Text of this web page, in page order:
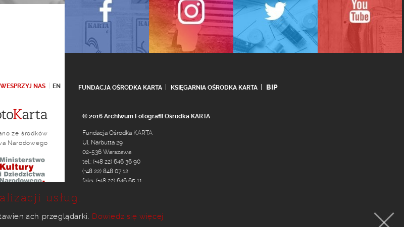
WESPRZYJ NAS EN FUNDACJA OŚRODKA KARTA KSIĘGARNIA OŚRODKA KARTA BIP
ze środków
Narodowego
© 2016 Archiwum Fotografii Ośrodka KARTA
Fundacja Ośrodka KARTA
Ul. Narbutta 29
02-536 Warszawa
tel.: (+48 22) 646 36 90
(+48 22) 848 07 12
faks: (+48 22) 646 65 11
usług.
przeglądarki. Dowiedz się więcej